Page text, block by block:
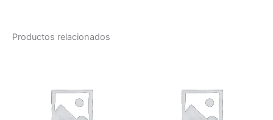
Productos relacionados